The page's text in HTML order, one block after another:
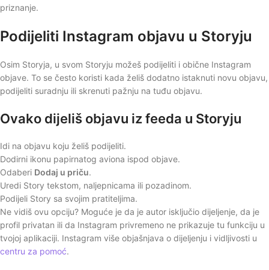
priznanje.
Podijeliti Instagram objavu u Storyju
Osim Storyja, u svom Storyju možeš podijeliti i obične Instagram
objave. To se često koristi kada želiš dodatno istaknuti novu objavu,
podijeliti suradnju ili skrenuti pažnju na tuđu objavu.
Ovako dijeliš objavu iz feeda u Storyju
Idi na objavu koju želiš podijeliti.
Dodirni ikonu papirnatog aviona ispod objave.
Odaberi Dodaj u priču.
Uredi Story tekstom, naljepnicama ili pozadinom.
Podijeli Story sa svojim pratiteljima.
Ne vidiš ovu opciju? Moguće je da je autor isključio dijeljenje, da je
profil privatan ili da Instagram privremeno ne prikazuje tu funkciju u
tvojoj aplikaciji. Instagram više objašnjava o dijeljenju i vidljivosti u
centru za pomoć.